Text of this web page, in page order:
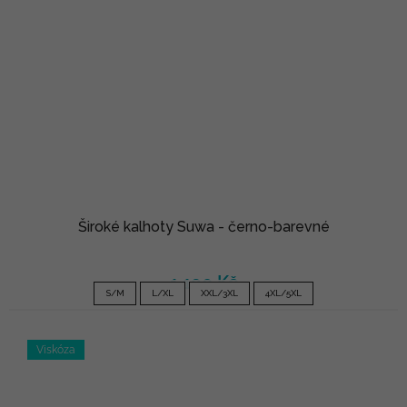
Široké kalhoty Suwa - černo-barevné
1 190 Kč
S/M L/XL XXL/3XL 4XL/5XL
Viskóza